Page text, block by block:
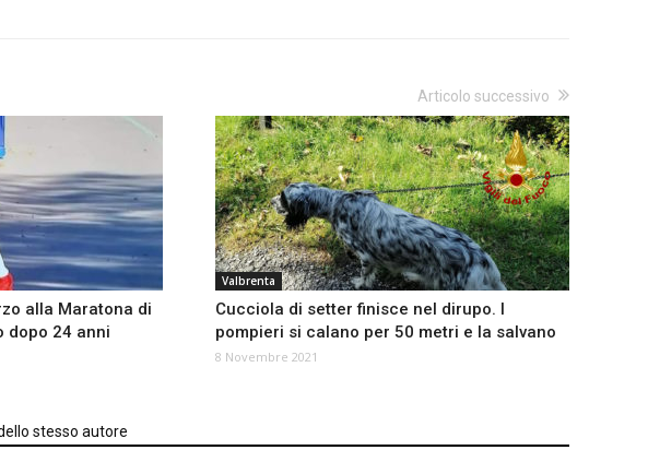
alla Maratona di
dopo 24 anni
Articolo successivo
Valbrenta
Cucciola di setter finisce nel dirupo. I
pompieri si calano per 50 metri e la salvano
8 Novembre 2021
stesso autore